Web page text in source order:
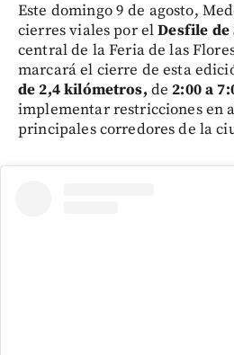
Este domingo 9 de agosto,
cierres viales por elDesfile
central de la Feria de las
marcará el cierre de esta
de 2,4 kilómetros, de2:00 a
implementar restricciones en
principales corredores de la